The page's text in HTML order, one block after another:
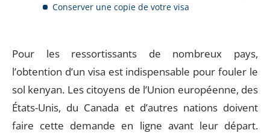
Conserver une copie de votre visa
Pour les ressortissants de nombreux pays,
l’obtention d’un visa est indispensable pour fouler le
sol kenyan. Les citoyens de l’Union européenne, des
États-Unis, du Canada et d’autres nations doivent
faire cette demande en ligne avant leur départ.